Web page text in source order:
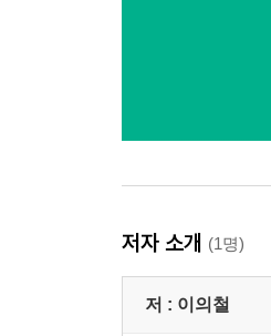
저자 소개 (1명)
저 : 이의철